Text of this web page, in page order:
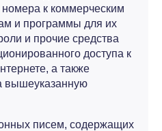
к коммерческим
и программы для их
и прочие средства
доступа к
а также
вышеуказанную
писем, содержащих